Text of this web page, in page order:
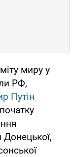
миру у
РФ,
Путін
Донецької,